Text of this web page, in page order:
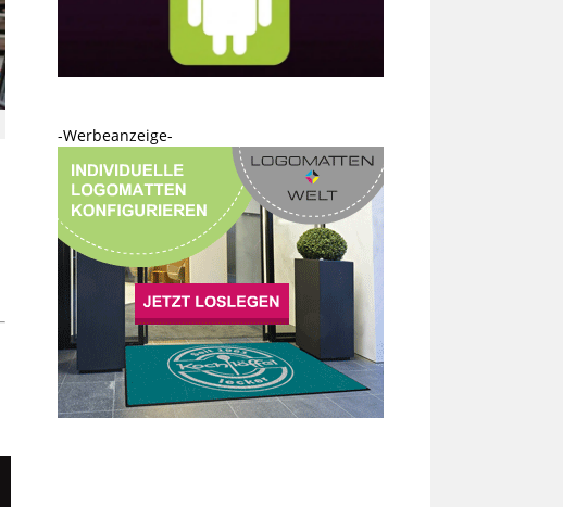
-Werbeanzeige-